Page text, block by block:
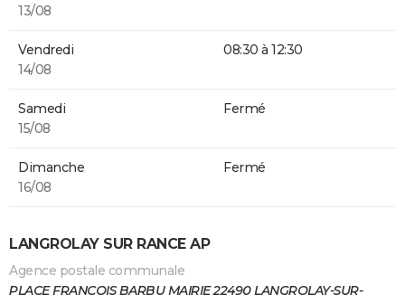
13/08
Vendredi
14/08
08:30 à 12:30
Samedi
15/08
Fermé
Dimanche
16/08
Fermé
LANGROLAY SUR RANCE AP
Agence postale communale
PLACE FRANCOIS BARBU MAIRIE 22490 LANGROLAY-SUR-